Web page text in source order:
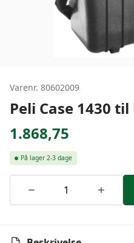
Varenr. 80602009
Peli Case 1430
1.868,75
På lager 2-3 dage